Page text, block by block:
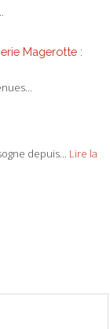
Magerotte :
depuis... Lire la